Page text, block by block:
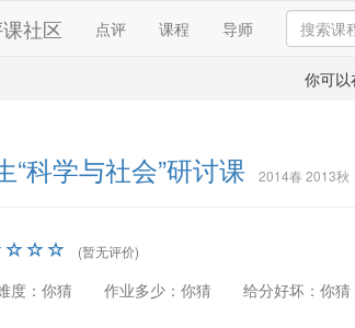
社区 点评 课程 导师
你可以
“科学与社会”研讨课 2014春 2013
(暂无评价)
度：你猜 作业多少：你猜 给分好坏：你猜